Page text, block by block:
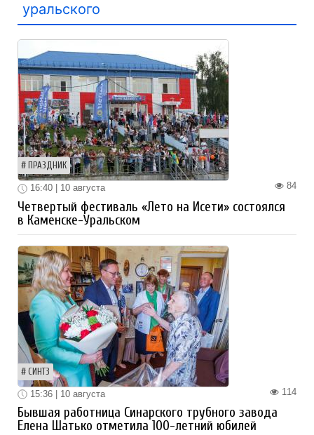
уральского
ПРАЗДНИК
84
16:40 | 10 августа
Четвертый фестиваль «Лето на Исети» состоялся
в Каменске-Уральском
СИНТЗ
114
15:36 | 10 августа
Бывшая работница Синарского трубного завода
Елена Шатько отметила 100-летний юбилей